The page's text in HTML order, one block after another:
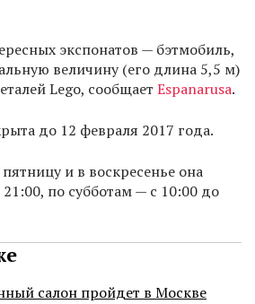
экспонатов — бэтмобиль,
величину (его длина 5,5 м)
Lego, сообщает Espanarusa.
до 12 февраля 2017 года.
и в воскресенье она
21:00, по субботам — с 10:00 до
салон пройдет в Москве